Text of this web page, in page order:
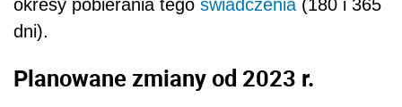
okresy pobierania tego świadczenia(180 i 365
dni).
Planowane zmiany od 2023 r.